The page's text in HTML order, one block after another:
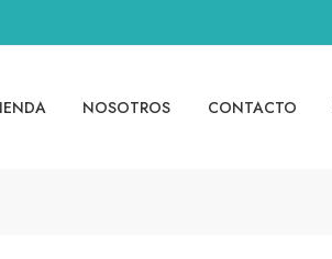
NOSOTROS CONTACTO